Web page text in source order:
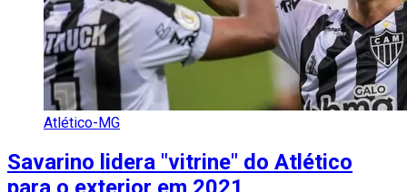
Atlético-MG
Savarino lidera "vitrine" do Atlético